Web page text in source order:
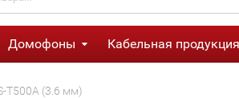
Домофоны Кабельная продукция
T500A (3.6 мм)